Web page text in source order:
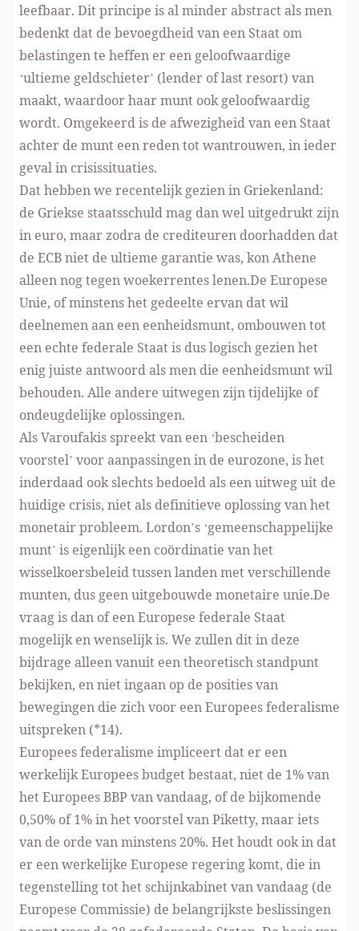
leefbaar. Dit principe is al minder abstract als men
bedenkt dat de bevoegdheid van een Staat om
belastingen te heffen er een geloofwaardige
‘ultieme geldschieter’ (lender of last resort) van
maakt, waardoor haar munt ook geloofwaardig
wordt. Omgekeerd is de afwezigheid van een Staat
achter de munt een reden tot wantrouwen, in ieder
geval in crisissituaties.
Dat hebben we recentelijk gezien in Griekenland:
de Griekse staatsschuld mag dan wel uitgedrukt zijn
in euro, maar zodra de crediteuren doorhadden dat
de ECB niet de ultieme garantie was, kon Athene
alleen nog tegen woekerrentes lenen.De Europese
Unie, of minstens het gedeelte ervan dat wil
deelnemen aan een eenheidsmunt, ombouwen tot
een echte federale Staat is dus logisch gezien het
enig juiste antwoord als men die eenheidsmunt wil
behouden. Alle andere uitwegen zijn tijdelijke of
ondeugdelijke oplossingen.
Als Varoufakis spreekt van een ‘bescheiden
voorstel’ voor aanpassingen in de eurozone, is het
inderdaad ook slechts bedoeld als een uitweg uit de
huidige crisis, niet als definitieve oplossing van het
monetair probleem. Lordon’s ‘gemeenschappelijke
munt’ is eigenlijk een coördinatie van het
wisselkoersbeleid tussen landen met verschillende
munten, dus geen uitgebouwde monetaire unie.De
vraag is dan of een Europese federale Staat
mogelijk en wenselijk is. We zullen dit in deze
bijdrage alleen vanuit een theoretisch standpunt
bekijken, en niet ingaan op de posities van
bewegingen die zich voor een Europees federalisme
uitspreken (*14).
Europees federalisme impliceert dat er een
werkelijk Europees budget bestaat, niet de 1% van
het Europees BBP van vandaag, of de bijkomende
0,50% of 1% in het voorstel van Piketty, maar iets
van de orde van minstens 20%. Het houdt ook in dat
er een werkelijke Europese regering komt, die in
tegenstelling tot het schijnkabinet van vandaag (de
Europese Commissie) de belangrijkste beslissingen